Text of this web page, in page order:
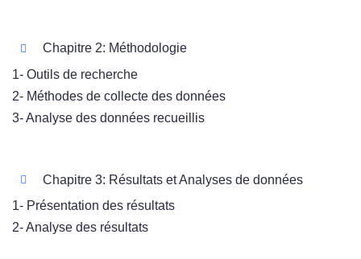
Chapitre 2: Méthodologie
1- Outils de recherche
2- Méthodes de collecte des données
3- Analyse des données recueillis
Chapitre 3: Résultats et Analyses de données
1- Présentation des résultats
2- Analyse des résultats